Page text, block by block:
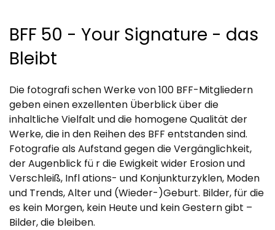
BFF 50 - Your Signature - das
Bleibt
Die fotografi schen Werke von 100 BFF-Mitgliedern
geben einen exzellenten Überblick über die
inhaltliche Vielfalt und die homogene Qualität der
Werke, die in den Reihen des BFF entstanden sind.
Fotografie als Aufstand gegen die Vergänglichkeit,
der Augenblick fü r die Ewigkeit wider Erosion und
Verschleiß, Infl ations- und Konjunkturzyklen, Moden
und Trends, Alter und (Wieder-)Geburt. Bilder, für die
es kein Morgen, kein Heute und kein Gestern gibt –
Bilder, die bleiben.